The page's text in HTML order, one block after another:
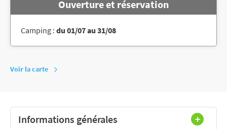
Ouverture et réservation
Camping : du 01/07 au 31/08
Voir la carte
Informations générales